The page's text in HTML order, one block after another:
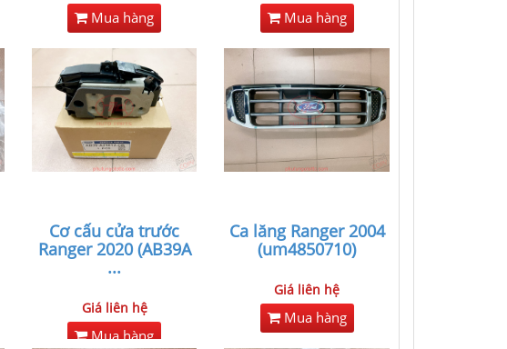
Mua hàng Mua hàng
Cơ cấu cửa trước
Ranger 2020 (AB39A
...
Giá liên hệ
Mua hàng
Ca lăng Ranger 2004
(um4850710)
Giá liên hệ
Mua hàng